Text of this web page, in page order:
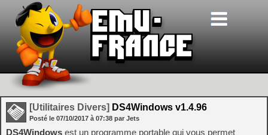
[Utilitaires Divers] DS4Windows v1.4.96
Posté le 07/10/2017 à 07:38 par Jets
DS4Windows est un programme portable qui vous permet